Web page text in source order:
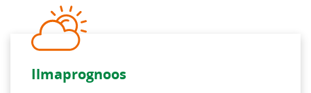
Ilmaprognoos